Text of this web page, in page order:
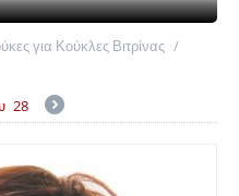
για Κούκλες Βιτρίνας /
28